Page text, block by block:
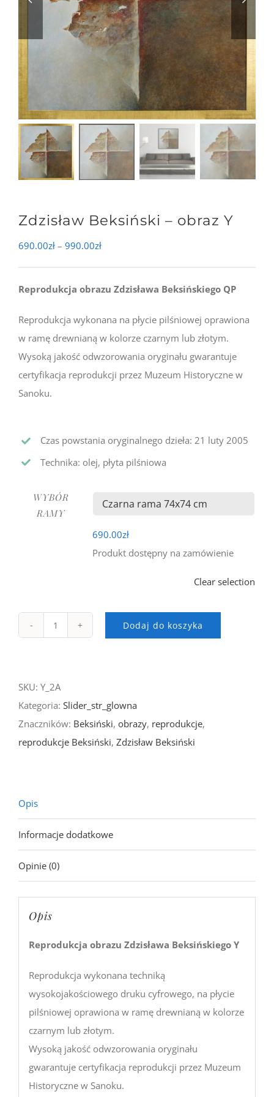
Zdzisław Beksiński – obraz Y
690.00zł – 990.00złZakres
do
990.00zł
Reprodukcja obrazu Zdzisława Beksińskiego QP
Reprodukcja wykonana na płycie pilśniowej oprawiona
w ramę drewnianą w kolorze czarnym lub złotym.
Wysoką jakość odwzorowania oryginału gwarantuje
certyfikacja reprodukcji przez Muzeum Historyczne w
Sanoku.
Czas powstania oryginalnego dzieła: 21 luty 2005
Technika: olej, płyta pilśniowa
WYBÓR
RAMY
690.00zł
Produkt dostępny na zamówienie
Clear selection
-
obraz
Y
Dodaj do koszyka
SKU: Y_2A
Kategoria: Slider_str_glowna
Znaczników: Beksiński, obrazy, reprodukcje,
reprodukcje Beksiński, Zdzisław Beksiński
Opis
Informacje dodatkowe
Opinie (0)
Opis
Reprodukcja obrazu Zdzisława Beksińskiego Y
Reprodukcja wykonana techniką
wysokojakościowego druku cyfrowego, na płycie
pilśniowej oprawiona w ramę drewnianą w kolorze
czarnym lub złotym.
Wysoką jakość odwzorowania oryginału
gwarantuje certyfikacja reprodukcji przez Muzeum
Historyczne w Sanoku.